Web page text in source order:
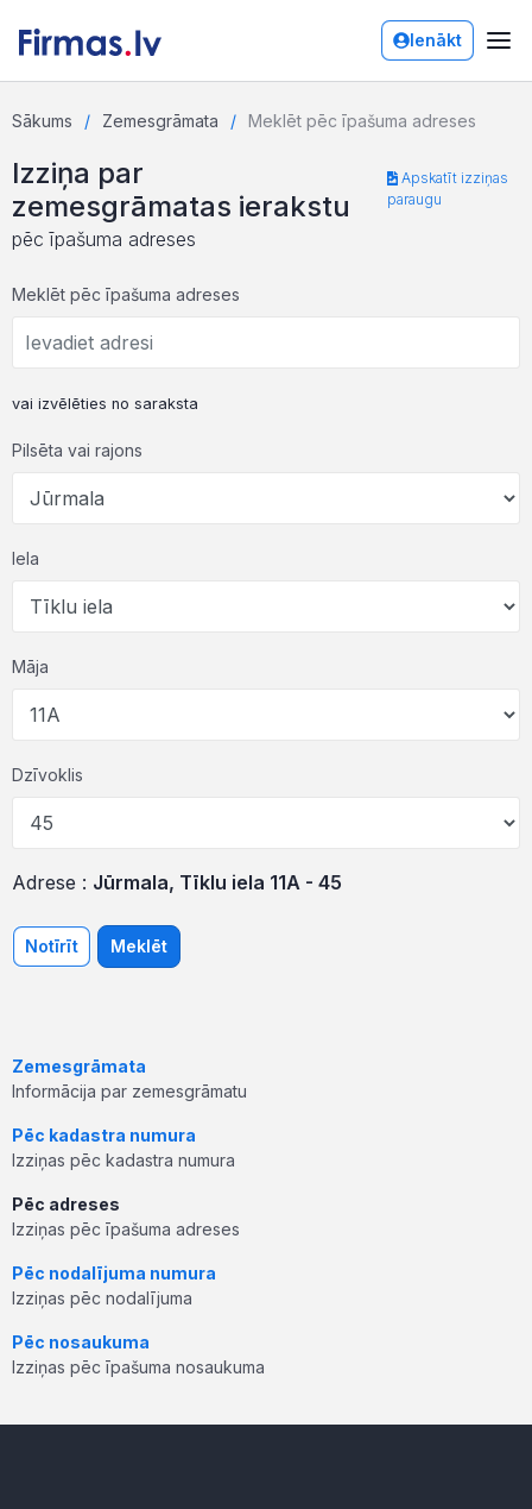
Ienākt
Sākums Zemesgrāmata Meklēt pēc īpašuma adreses
Izziņa par
zemesgrāmatas ierakstu
pēc īpašuma adreses
Apskatīt izziņas
paraugu
Meklēt pēc īpašuma adreses
vai izvēlēties no saraksta
Pilsēta vai rajons
Iela
Māja
Dzīvoklis
Adrese : Jūrmala, Tīklu iela 11A - 45
Notīrīt Meklēt
Zemesgrāmata
Informācija par zemesgrāmatu
Pēc kadastra numura
Izziņas pēc kadastra numura
Pēc adreses
Izziņas pēc īpašuma adreses
Pēc nodalījuma numura
Izziņas pēc nodalījuma
Pēc nosaukuma
Izziņas pēc īpašuma nosaukuma